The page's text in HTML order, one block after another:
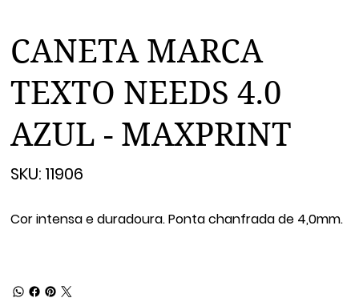
CANETA MARCA
TEXTO NEEDS 4.0
AZUL - MAXPRINT
SKU:
11906
11906
­Cor intensa e duradoura. Ponta chanfrada de 4,0mm.